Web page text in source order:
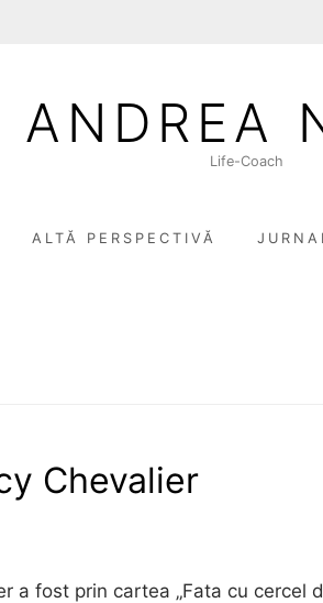
ANDREA
Life-Coach
ALTĂ PERSPECTIVĂ
Chevalier
a fost prin cartea „Fata cu cercel